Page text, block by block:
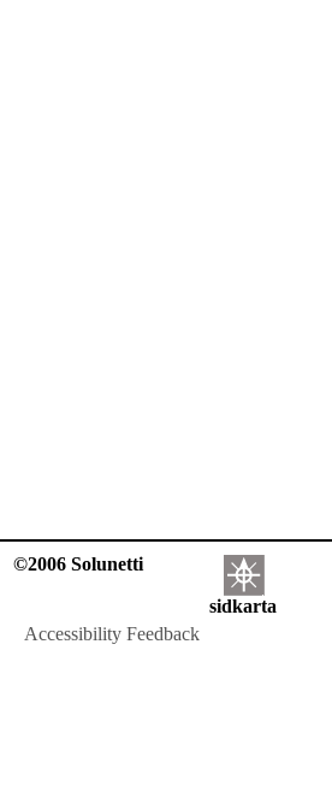
©2006 Solunetti
sidkarta
Accessibility Feedback